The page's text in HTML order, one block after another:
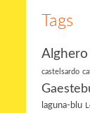
Tags
Alghero
castelsardo
laguna-blu